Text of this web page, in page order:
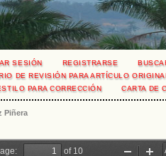
SESIÓN REGISTRARSE
DE REVISIÓN PARA ARTÍCULO
PARA CORRECCIÓN CARTA DE
Piñera